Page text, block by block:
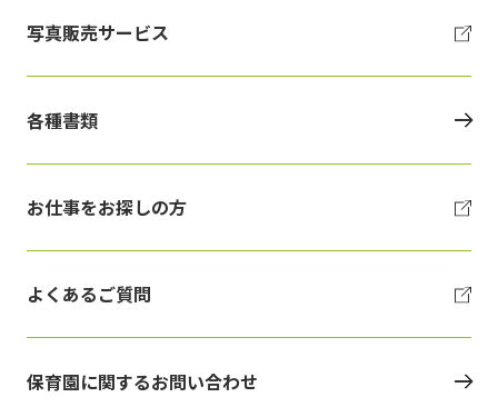
写真販売サービス
各種書類
お仕事をお探しの方
よくあるご質問
保育園に関するお問い合わせ